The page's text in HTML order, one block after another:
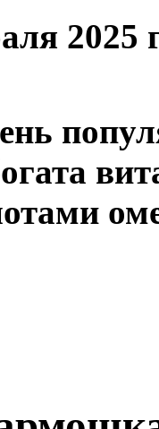
2025